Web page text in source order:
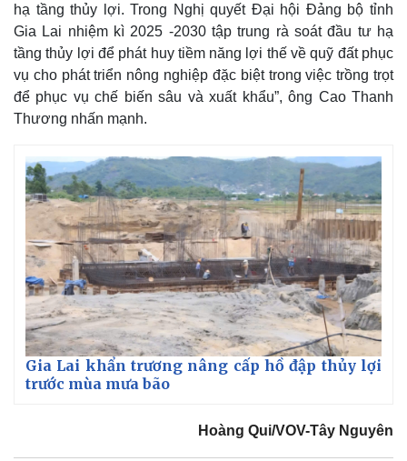
hạ tầng thủy lợi. Trong Nghị quyết Đại hội Đảng bộ tỉnh
Gia Lai nhiệm kì 2025 -2030 tập trung rà soát đầu tư hạ
tầng thủy lợi để phát huy tiềm năng lợi thế về quỹ đất phục
vụ cho phát triển nông nghiệp đặc biệt trong việc trồng trọt
để phục vụ chế biến sâu và xuất khẩu”, ông Cao Thanh
Thương nhấn mạnh.
Gia Lai khẩn trương nâng cấp hồ đập thủy lợi
trước mùa mưa bão
Hoàng Qui/VOV-Tây Nguyên